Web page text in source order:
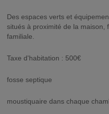
Des espaces verts et
situés à proximité de la maison,
familiale.
Taxe d'habitation : 500€
fosse septique
moustiquaire dans chaque